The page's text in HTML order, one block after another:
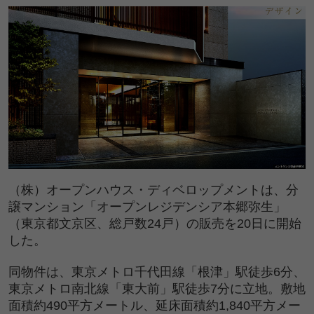
（株）オープンハウス・ディベロップメントは、分
譲マンション「オープンレジデンシア本郷弥生」
（東京都文京区、総戸数24戸）の販売を20日に開始
した。
同物件は、東京メトロ千代田線「根津」駅徒歩6分、
東京メトロ南北線「東大前」駅徒歩7分に立地。敷地
面積約490平方メートル、延床面積約1,840平方メー